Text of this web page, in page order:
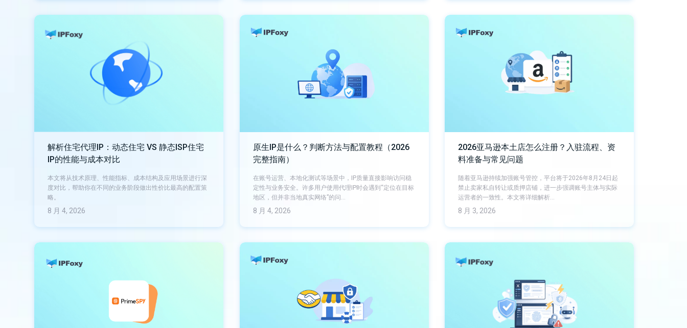
解析住宅代理IP：动态住宅 VS 静态ISP住宅
IP的性能与成本对比
本文将从技术原理、性能指标、成本结构及应用场景进行深
度对比，帮助你在不同的业务阶段做出性价比最高的配置策
略。
8 月 4, 2026
原生IP是什么？判断方法与配置教程（2026
完整指南）
在账号运营、本地化测试等场景中，IP质量直接影响访问稳
定性与业务安全。许多用户使用代理IP时会遇到“定位在目标
地区，但并非当地真实网络”的问…
8 月 4, 2026
2026亚马逊本土店怎么注册？入驻流程、资
料准备与常见问题
随着亚马逊持续加强账号管控，平台将于2026年8月24日起
禁止卖家私自转让或质押店铺，进一步强调账号主体与实际
运营者的一致性。本文将详细解析…
8 月 3, 2026